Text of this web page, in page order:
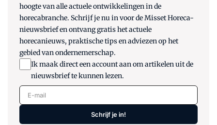
hoogte van alle actuele ontwikkelingen in de
horecabranche. Schrijf je nu in voor de Misset Horeca-
nieuwsbrief en ontvang gratis het actuele
horecanieuws, praktische tips en adviezen op het
gebied van ondernemerschap.
Ik maak direct een account aan om artikelen uit de
nieuwsbrief te kunnen lezen.
E-mail
Schrijf je in!